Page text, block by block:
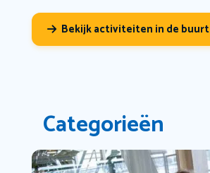
Bekijk activiteiten in de buurt
Categorieën